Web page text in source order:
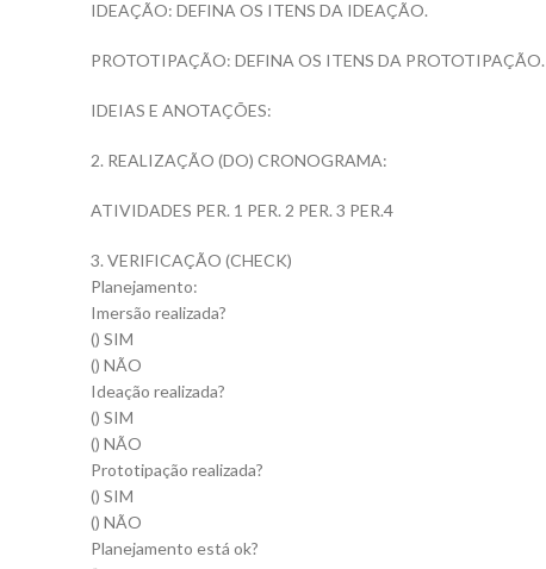
IDEAÇÃO: DEFINA OS ITENS DA IDEAÇÃO.
PROTOTIPAÇÃO: DEFINA OS ITENS DA PROTOTIPAÇÃO.
IDEIAS E ANOTAÇÕES:
2. REALIZAÇÃO (DO) CRONOGRAMA:
ATIVIDADES PER. 1 PER. 2 PER. 3 PER.4
3. VERIFICAÇÃO (CHECK)
Planejamento:
Imersão realizada?
() SIM
() NÃO
Ideação realizada?
() SIM
() NÃO
Prototipação realizada?
() SIM
() NÃO
Planejamento está ok?